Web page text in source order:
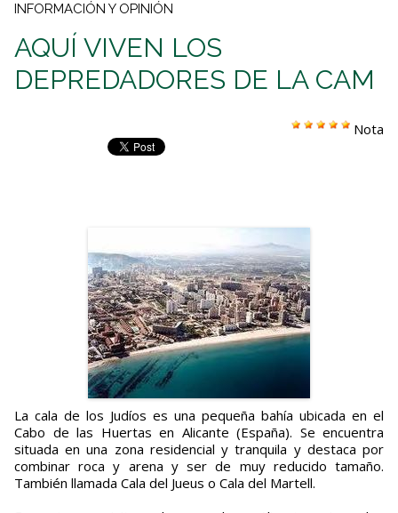
INFORMACIÓN Y OPINIÓN
AQUÍ VIVEN LOS
DEPREDADORES DE LA CAM
Nota
La cala de los Judíos es una pequeña bahía ubicada en el
Cabo de las Huertas en Alicante (España). Se encuentra
situada en una zona residencial y tranquila y destaca por
combinar roca y arena y ser de muy reducido tamaño.
También llamada Cala del Jueus o Cala del Martell.